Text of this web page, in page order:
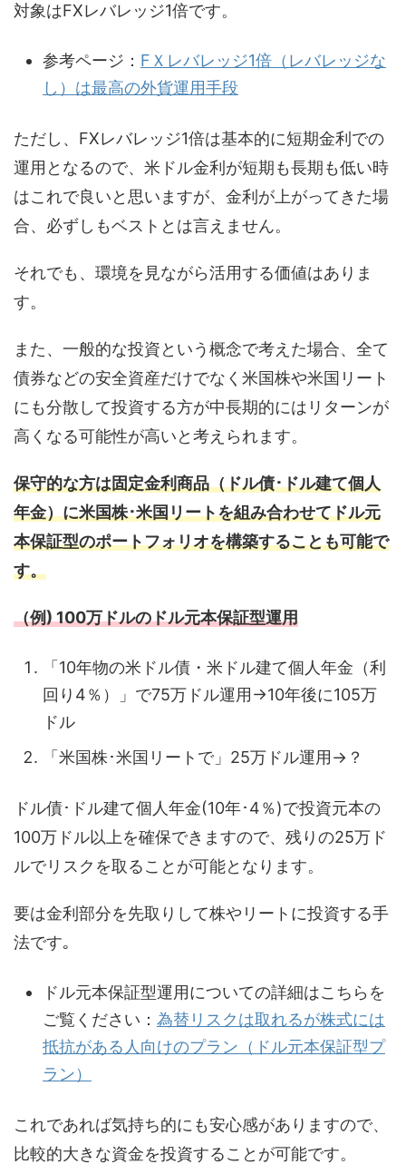
対象はFXレバレッジ1倍です。
参考ページ： FＸレバレッジ1倍（レバレッジな
し）は最高の外貨運用手段
ただし、FXレバレッジ1倍は基本的に短期金利での
運用となるので、米ドル金利が短期も長期も低い時
はこれで良いと思いますが、金利が上がってきた場
合、必ずしもベストとは言えません。
それでも、環境を見ながら活用する価値はありま
す。
また、一般的な投資という概念で考えた場合、全て
債券などの安全資産だけでなく米国株や米国リート
にも分散して投資する方が中長期的にはリターンが
高くなる可能性が高いと考えられます。
保守的な方は固定金利商品（ドル債･ドル建て個人
年金）に米国株･米国リートを組み合わせてドル元
本保証型のポートフォリオを構築することも可能で
す。
（例) 100万ドルのドル元本保証型運用
「10年物の米ドル債・米ドル建て個人年金（利
回り4％）」で75万ドル運用→10年後に105万
ドル
「米国株･米国リートで」25万ドル運用→？
ドル債･ドル建て個人年金(10年･4％)で投資元本の
100万ドル以上を確保できますので、残りの25万ド
ルでリスクを取ることが可能となります。
要は金利部分を先取りして株やリートに投資する手
法です｡
ドル元本保証型運用についての詳細はこちらを
ご覧ください： 為替リスクは取れるが株式には
抵抗がある人向けのプラン（ドル元本保証型プ
ラン）
これであれば気持ち的にも安心感がありますので、
比較的大きな資金を投資することが可能です。